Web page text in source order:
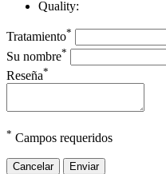
Quality:
Tratamiento*
Su nombre*
Reseña*
* Campos requeridos
Cancelar Enviar